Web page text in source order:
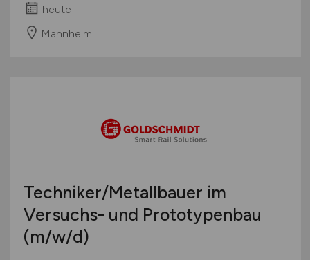
heute
Mannheim
Techniker/Metallbauer im
Versuchs- und Prototypenbau
(m/w/d)